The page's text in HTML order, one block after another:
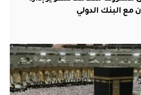
مع البنك الدولي